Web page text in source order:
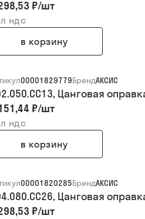
₽/шт
ндс
в корзину
00001829779БрендАКСИС
Цанговая
₽/шт
ндс
в корзину
00001820285БрендАКСИС
Цанговая
₽/шт